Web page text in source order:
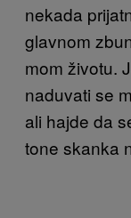
nekada
glavnom
mom životu.
naduvati se
ali hajde da
tone skanka